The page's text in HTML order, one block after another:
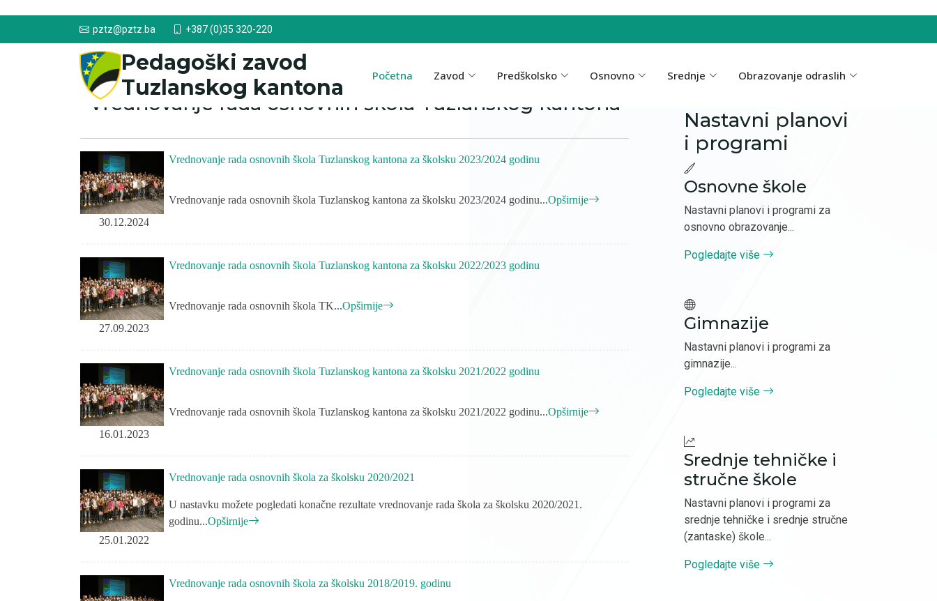
pztz@pztz.ba +387 (0)35 320-220
Pedagoški zavod
Tuzlanskog kantona
Vrednovanje rada osnovnih škola Tuzlanskog kantona
30.12.2024
Vrednovanje rada osnovnih škola Tuzlanskog kantona za školsku 2023/2024 godinu
Vrednovanje rada osnovnih škola Tuzlanskog kantona za školsku 2023/2024 godinu...Opširnije
27.09.2023
Vrednovanje rada osnovnih škola Tuzlanskog kantona za školsku 2022/2023 godinu
Vrednovanje rada osnovnih škola TK...Opširnije
16.01.2023
Vrednovanje rada osnovnih škola Tuzlanskog kantona za školsku 2021/2022 godinu
Vrednovanje rada osnovnih škola Tuzlanskog kantona za školsku 2021/2022 godinu...Opširnije
25.01.2022
Vrednovanje rada osnovnih škola za školsku 2020/2021
U nastavku možete pogledati konačne rezultate vrednovanje rada škola za školsku 2020/2021.
godinu...Opširnije
Vrednovanje rada osnovnih škola za školsku 2018/2019. godinu
Nastavni planovi
i programi
Osnovne škole
Nastavni planovi i programi za
osnovno obrazovanje...
Pogledajte više
Gimnazije
Nastavni planovi i programi za
gimnazije...
Pogledajte više
Srednje tehničke i
stručne škole
Nastavni planovi i programi za
srednje tehničke i srednje stručne
(zantaske) škole...
Pogledajte više